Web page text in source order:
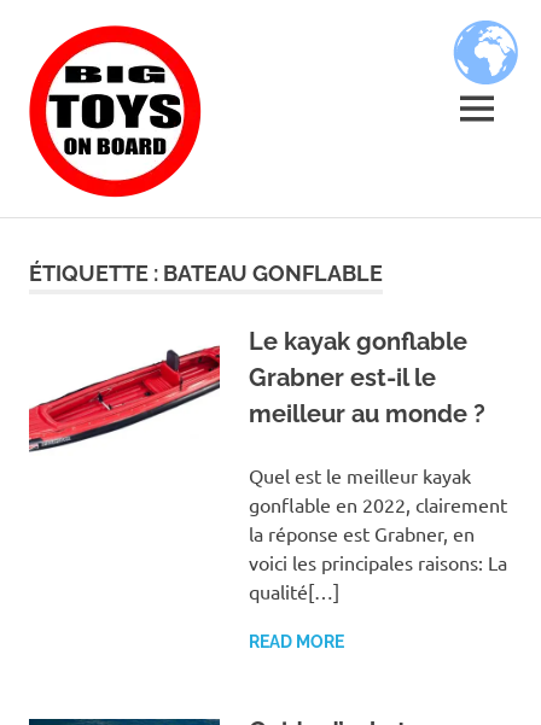
content
BOARD
BORD
POUR
MENU
ÉTIQUETTE : BATEAU GONFLABLE
Le kayak gonflable
Grabner est-il le
meilleur au monde ?
Quel est le meilleur kayak
gonflable en 2022, clairement
la réponse est Grabner, en
voici les principales raisons: La
qualité[…]
READ MORE